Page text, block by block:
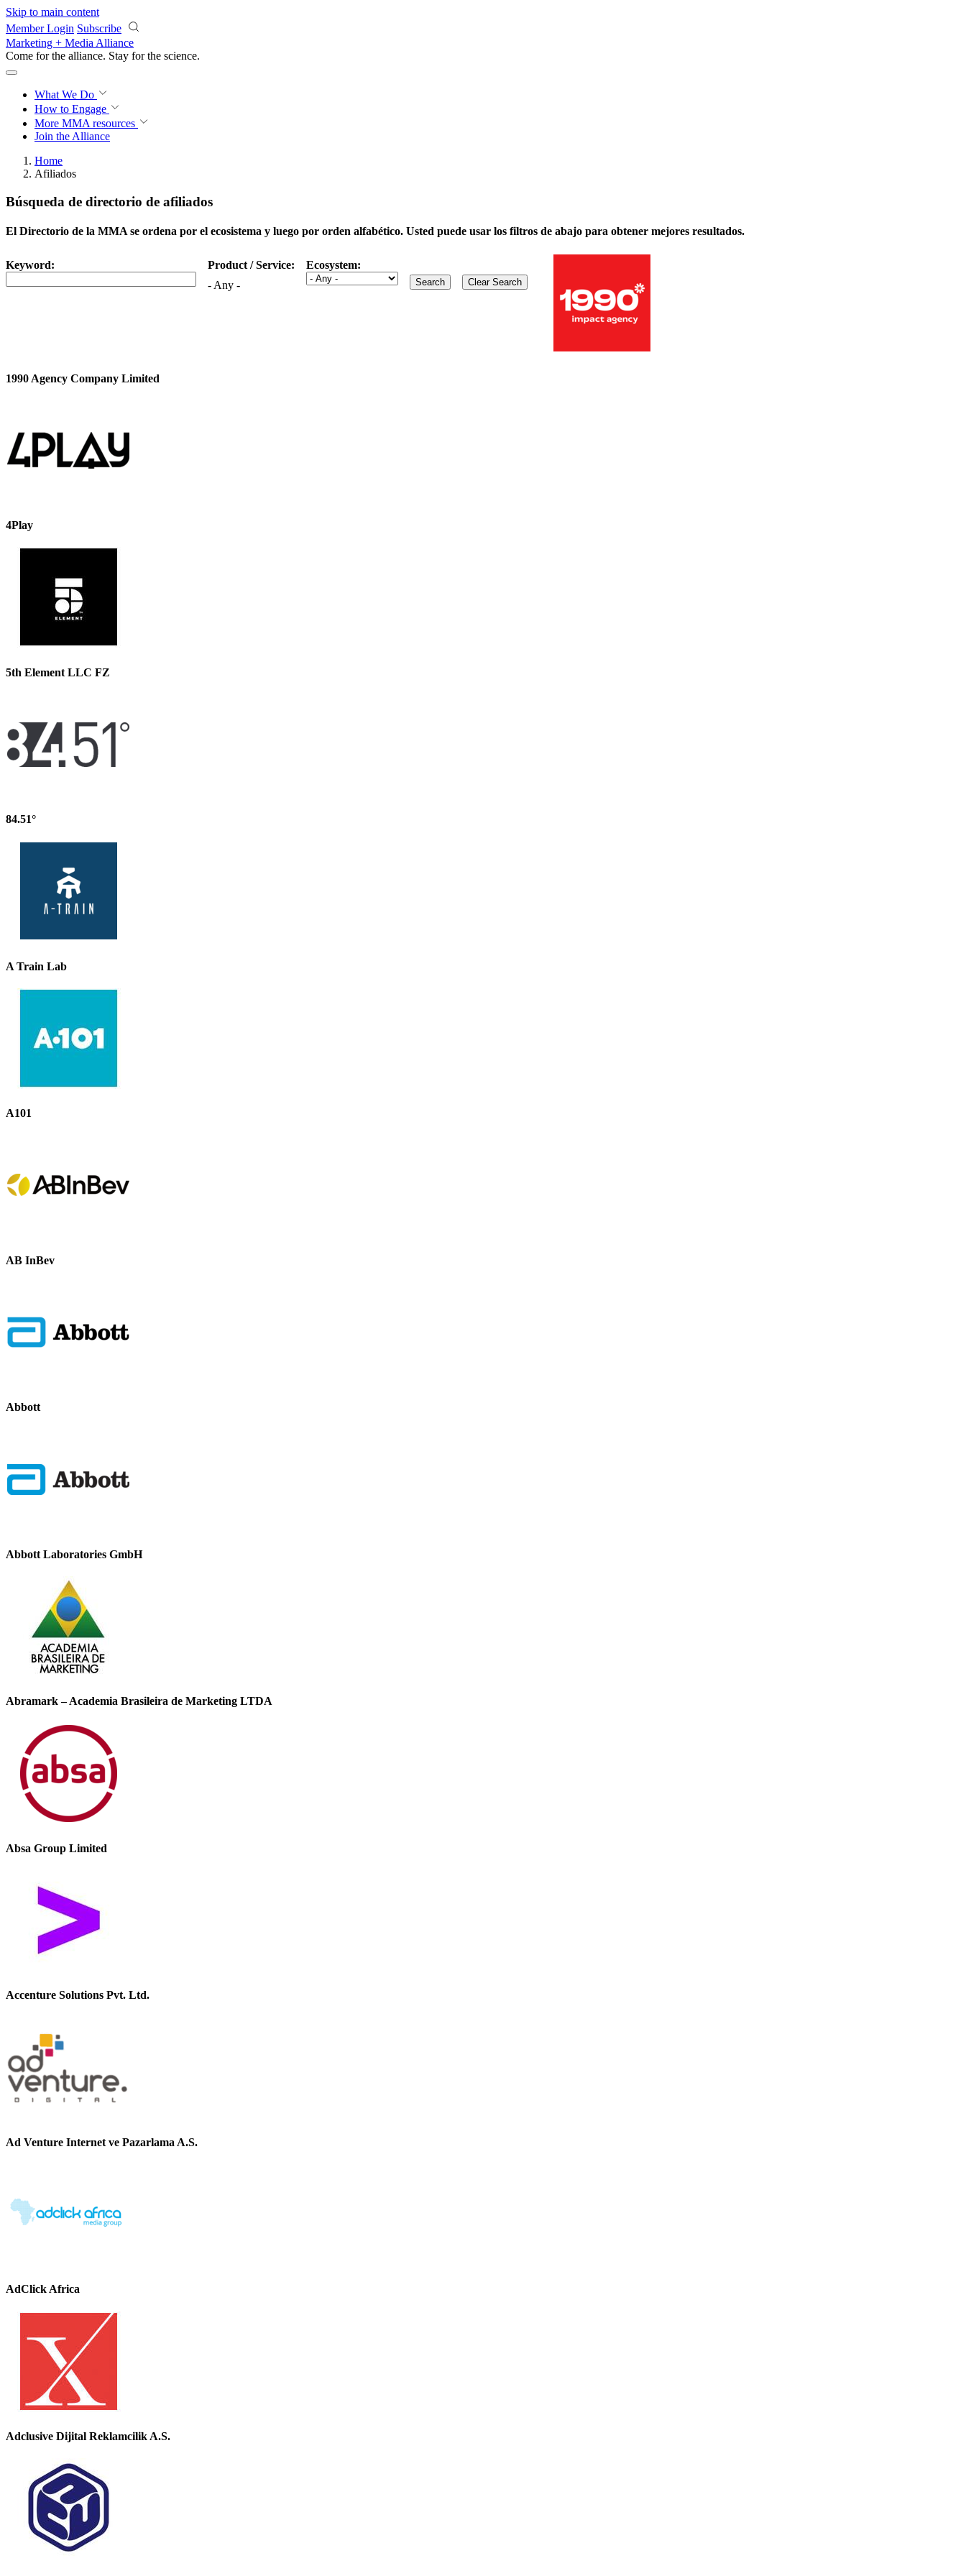
Skip to main content
Member Login Subscribe
Marketing + Media Alliance
Come for the alliance. Stay for the science.
What We Do
How to Engage
More MMA resources
Join the Alliance
Home
Afiliados
Búsqueda de directorio de afiliados
El Directorio de la MMA se ordena por el ecosistema y luego por orden alfabético. Usted puede usar los filtros de abajo para obtener mejores resultados.
Keyword:
Product / Service:
- Any -
Ecosystem:
1990 Agency Company Limited
4Play
5th Element LLC FZ
84.51°
A Train Lab
A101
AB InBev
Abbott
Abbott Laboratories GmbH
Abramark – Academia Brasileira de Marketing LTDA
Absa Group Limited
Accenture Solutions Pvt. Ltd.
Ad Venture Internet ve Pazarlama A.S.
AdClick Africa
Adclusive Dijital Reklamcilik A.S.